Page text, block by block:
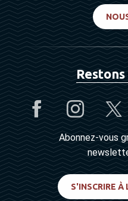
Abonnez-vous
S'INSCRIRE À